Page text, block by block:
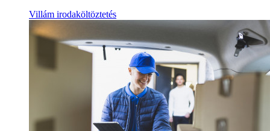
Villám irodaköltöztetés